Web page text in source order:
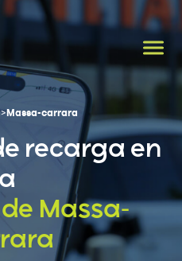
>Massa-carrara
recarga en
Massa-